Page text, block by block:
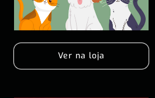
Ver na loja